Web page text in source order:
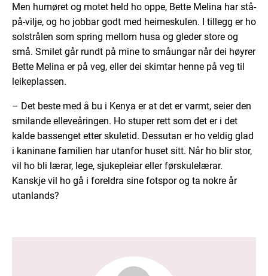
Men humøret og motet held ho oppe, Bette Melina har stå-
på-vilje, og ho jobbar godt med heimeskulen. I tillegg er ho
solstrålen som spring mellom husa og gleder store og
små. Smilet går rundt på mine to småungar når dei høyrer
Bette Melina er på veg, eller dei skimtar henne på veg til
leikeplassen.
– Det beste med å bu i Kenya er at det er varmt, seier den
smilande elleveåringen. Ho stuper rett som det er i det
kalde bassenget etter skuletid. Dessutan er ho veldig glad
i kaninane familien har utanfor huset sitt. Når ho blir stor,
vil ho bli lærar, lege, sjukepleiar eller førskulelærar.
Kanskje vil ho gå i foreldra sine fotspor og ta nokre år
utanlands?